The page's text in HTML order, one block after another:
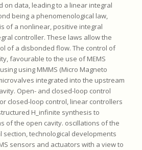
on data, leading to a linear integral
being a phenomenological law,
of a nonlinear, positive integral
controller. These laws allow the
of a disbonded flow. The control of
favourable to the use of MEMS
using MMMS (Micro Magneto
integrated into the upstream
Open- and closed-loop control
closed-loop control, linear controllers
H_infinite synthesis to
of the open cavity. oscillations of the
section, technological developments
sensors and actuators with a view to